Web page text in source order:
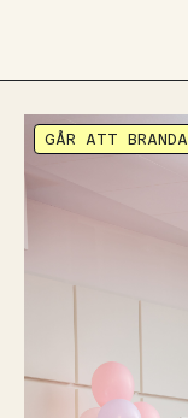
GÅR ATT BRANDA